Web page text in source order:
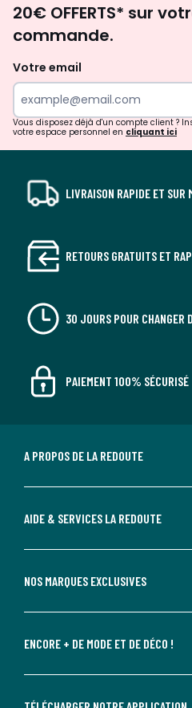
20€ OFFERTS* sur
commande.
Votre email
Vous disposez déjà d'un compte client ?
votre espace personnel en cliquant ici
LIVRAISON RAPIDE ET SUR
RETOURS GRATUITS ET
30 JOURS POUR CHANGER
PAIEMENT 100% SÉCURISÉ
A PROPOS DE LA REDOUTE
AIDE & SERVICES LA REDOUTE
NOS MARQUES EXCLUSIVES
ENCORE + DE MODE ET DE DÉCO !